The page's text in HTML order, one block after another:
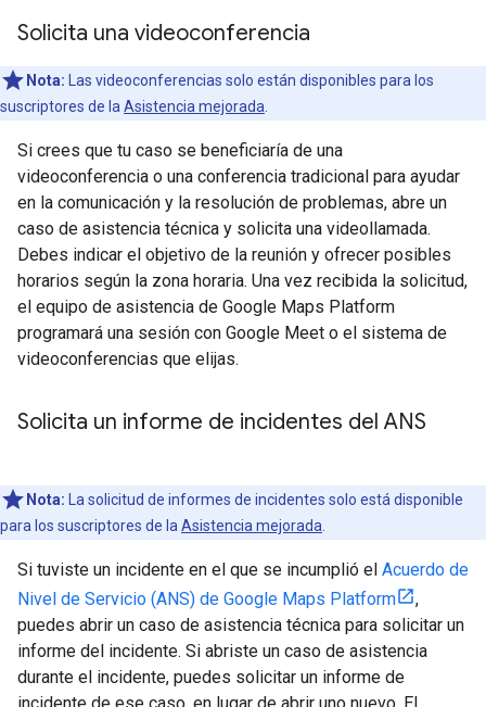
Solicita una videoconferencia
Nota: Las videoconferencias solo están disponibles para los
suscriptores de la Asistencia mejorada
Si crees que tu caso se beneficiaría de una
videoconferencia o una conferencia tradicional para ayudar
en la comunicación y la resolución de problemas, abre un
caso de asistencia técnica y solicita una videollamada.
Debes indicar el objetivo de la reunión y ofrecer posibles
horarios según la zona horaria. Una vez recibida la solicitud,
el equipo de asistencia de Google Maps Platform
programará una sesión con Google Meet o el sistema de
videoconferencias que elijas.
Solicita un informe de incidentes del ANS
Nota: La solicitud de informes de incidentes solo está disponible
para los suscriptores de la Asistencia mejorada
Si tuviste un incidente en el que se incumplió el Acuerdo de
Nivel de Servicio (ANS) de Google Maps Platform
,
puedes abrir un caso de asistencia técnica para solicitar un
informe del incidente. Si abriste un caso de asistencia
durante el incidente, puedes solicitar un informe de